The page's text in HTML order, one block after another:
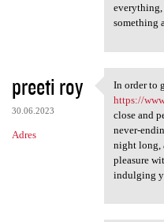
e
everything,
something
preeti roy
30.06.2023
Adres
In order
In order to
https://
close and
never-
night long,
pleasure
indulging